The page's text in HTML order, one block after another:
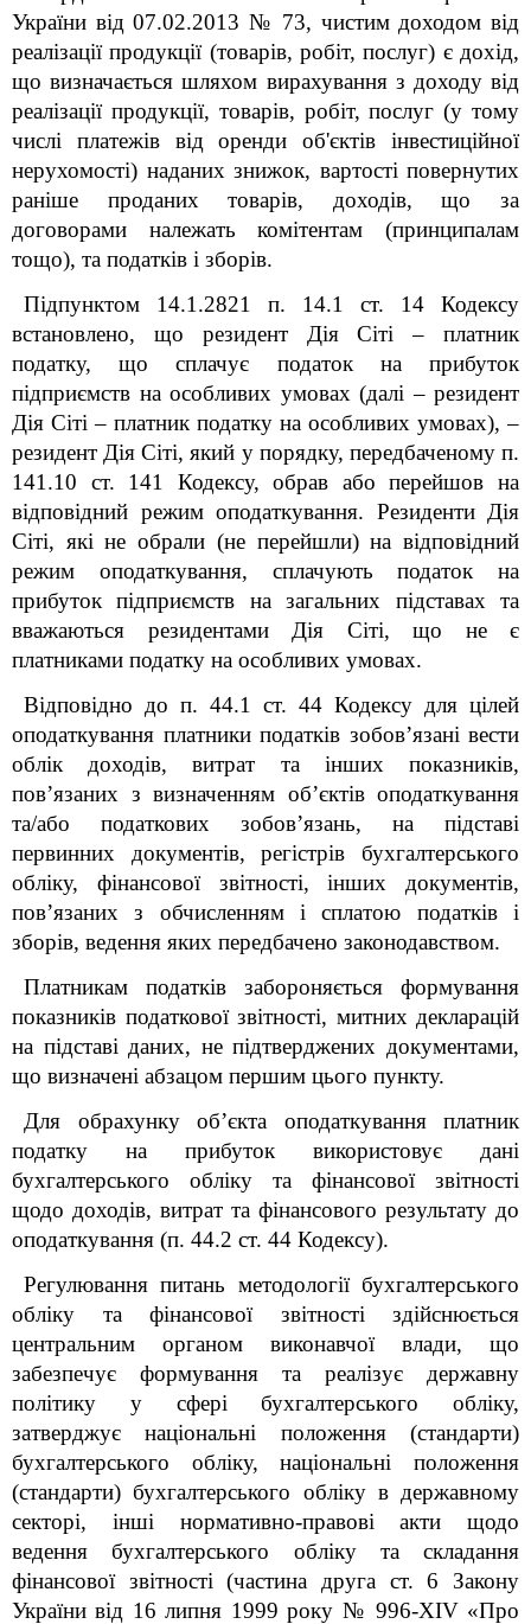
України від 07.02.2013 № 73, чистим доходом від
реалізації продукції (товарів, робіт, послуг) є дохід,
що визначається шляхом вирахування з доходу від
реалізації продукції, товарів, робіт, послуг (у тому
числі платежів від оренди об'єктів інвестиційної
нерухомості) наданих знижок, вартості повернутих
раніше проданих товарів, доходів, що за
договорами належать комітентам (принципалам
тощо), та податків і зборів.
Підпунктом 14.1.2821
п. 14.1 ст. 14 Кодексу
встановлено, що резидент Дія Сіті – платник
податку, що сплачує податок на прибуток
підприємств на особливих умовах (далі – резидент
Дія Сіті – платник податку на особливих умовах), –
резидент Дія Сіті, який у порядку, передбаченому п.
141.10 ст. 141 Кодексу, обрав або перейшов на
відповідний режим оподаткування. Резиденти Дія
Сіті, які не обрали (не перейшли) на відповідний
режим оподаткування, сплачують податок на
прибуток підприємств на загальних підставах та
вважаються резидентами Дія Сіті, що не є
платниками податку на особливих умовах.
Відповідно до п. 44.1 ст. 44 Кодексу для цілей
оподаткування платники податків зобов’язані вести
облік доходів, витрат та інших показників,
пов’язаних з визначенням об’єктів оподаткування
та/або податкових зобов’язань, на підставі
первинних документів, регістрів бухгалтерського
обліку, фінансової звітності, інших документів,
пов’язаних з обчисленням і сплатою податків і
зборів, ведення яких передбачено законодавством.
Платникам податків забороняється формування
показників податкової звітності, митних декларацій
на підставі даних, не підтверджених документами,
що визначені абзацом першим цього пункту.
Для обрахунку об’єкта оподаткування платник
податку на прибуток використовує дані
бухгалтерського обліку та фінансової звітності
щодо доходів, витрат та фінансового результату до
оподаткування (п. 44.2 ст. 44 Кодексу).
Регулювання питань методології бухгалтерського
обліку та фінансової звітності здійснюється
центральним органом виконавчої влади, що
забезпечує формування та реалізує державну
політику у сфері бухгалтерського обліку,
затверджує національні положення (стандарти)
бухгалтерського обліку, національні положення
(стандарти) бухгалтерського обліку в державному
секторі, інші нормативно-правові акти щодо
ведення бухгалтерського обліку та складання
фінансової звітності (частина друга ст. 6 Закону
України від 16 липня 1999 року № 996-XIV «Про